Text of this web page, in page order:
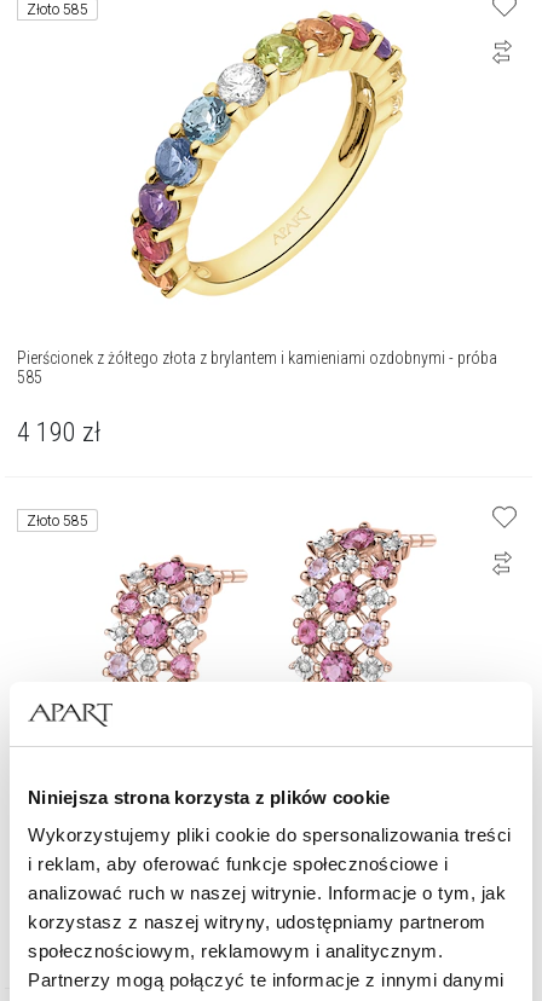
Niniejsza strona korzysta z plików cookie
Wykorzystujemy pliki cookie do spersonalizowania treści
i reklam, aby oferować funkcje społecznościowe i
analizować ruch w naszej witrynie. Informacje o tym, jak
korzystasz z naszej witryny, udostępniamy partnerom
społecznościowym, reklamowym i analitycznym.
Partnerzy mogą połączyć te informacje z innymi danymi
Złoto 585
Pierścionek z żółtego złota z brylantem i kamieniami ozdobnymi - próba
585
4 190 zł
Złoto 585
Kolczyki z różowego złota z diamentami i kamieniami ozdobnymi - próba
585
5 990 zł